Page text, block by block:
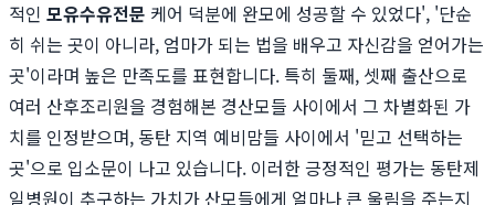
적인 모유수유전문 케어 덕분에 완모에 성공할 수 있었다', '단순
히 쉬는 곳이 아니라, 엄마가 되는 법을 배우고 자신감을 얻어가는
곳'이라며 높은 만족도를 표현합니다. 특히 둘째, 셋째 출산으로
여러 산후조리원을 경험해본 경산모들 사이에서 그 차별화된 가
치를 인정받으며, 동탄 지역 예비맘들 사이에서 '믿고 선택하는
곳'으로 입소문이 나고 있습니다. 이러한 긍정적인 평가는 동탄제
일병원이 추구하는 가치가 산모들에게 얼마나 큰 울림을 주는지